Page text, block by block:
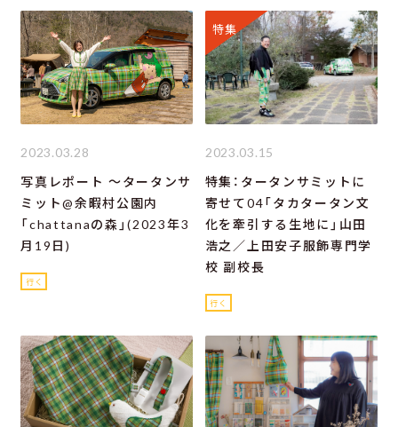
2023.03.28
写真レポート ～タータンサ
ミット@余暇村公園内
「chattanaの森」(2023年3
月19日)
行く
特集
2023.03.15
特集：タータンサミットに
寄せて04「タカタータン文
化を牽引する生地に」山田
浩之／上田安子服飾専門学
校 副校長
行く